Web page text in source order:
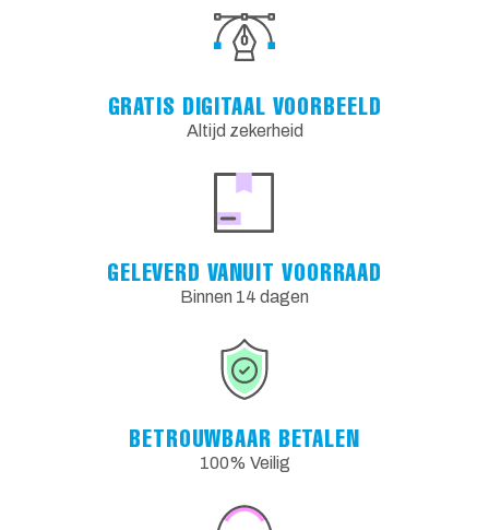
GRATIS DIGITAAL VOORBEELD
Altijd zekerheid
GELEVERD VANUIT VOORRAAD
Binnen 14 dagen
BETROUWBAAR BETALEN
100% Veilig